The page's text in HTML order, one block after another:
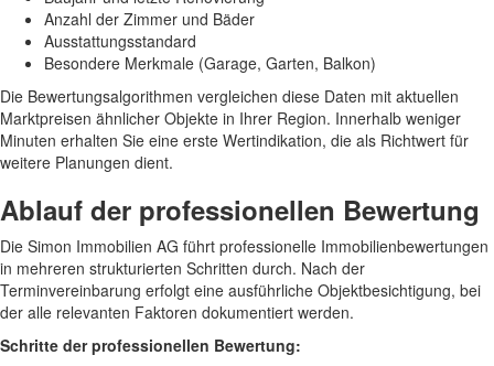
Anzahl der Zimmer und Bäder
Ausstattungsstandard
Besondere Merkmale (Garage, Garten, Balkon)
Die Bewertungsalgorithmen vergleichen diese Daten mit aktuellen
Marktpreisen ähnlicher Objekte in Ihrer Region. Innerhalb weniger
Minuten erhalten Sie eine erste Wertindikation, die als Richtwert für
weitere Planungen dient.
Ablauf der professionellen Bewertung
Die Simon Immobilien AG führt professionelle Immobilienbewertungen
in mehreren strukturierten Schritten durch. Nach der
Terminvereinbarung erfolgt eine ausführliche Objektbesichtigung, bei
der alle relevanten Faktoren dokumentiert werden.
Schritte der professionellen Bewertung: